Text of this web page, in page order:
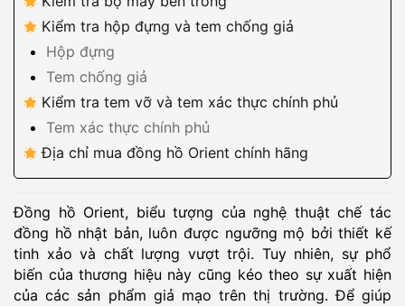
Kiểm tra hộp đựng và tem chống giả
Hộp đựng
Tem chống giả
Kiểm tra tem vỡ và tem xác thực chính phủ
Tem xác thực chính phủ
Địa chỉ mua đồng hồ Orient chính hãng
Đồng hồ Orient, biểu tượng của nghệ thuật chế tác
đồng hồ nhật bản, luôn được ngưỡng mộ bởi thiết kế
tinh xảo và chất lượng vượt trội. Tuy nhiên, sự phổ
biến của thương hiệu này cũng kéo theo sự xuất hiện
của các sản phẩm giả mạo trên thị trường. Để giúp